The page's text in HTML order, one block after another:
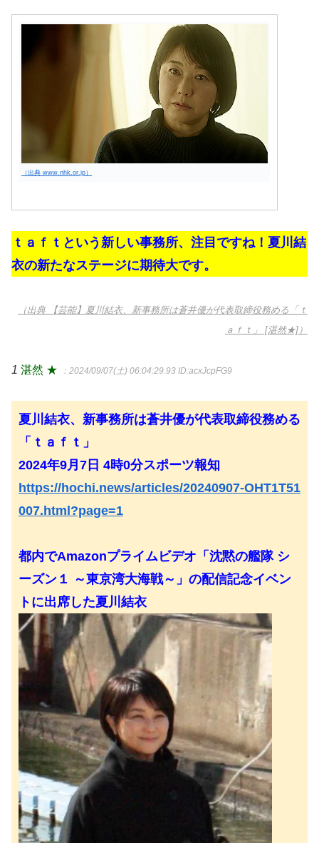
（出典 www.nhk.or.jp）
ｔａｆｔという新しい事務所、注目ですね！夏川結
衣の新たなステージに期待大です。
（出典 【芸能】夏川結衣、新事務所は蒼井優が代表取締役務める「ｔ
ａｆｔ」 [湛然★]）
1 湛然 ★ ：2024/09/07(土) 06:04:29.93 ID:acxJcpFG9
夏川結衣、新事務所は蒼井優が代表取締役務める
「ｔａｆｔ」
2024年9月7日 4時0分スポーツ報知
https://hochi.news/articles/20240907-OHT1T51
007.html?page=1
都内でAmazonプライムビデオ「沈黙の艦隊 シ
ーズン１ ～東京湾大海戦～」の配信記念イベン
トに出席した夏川結衣